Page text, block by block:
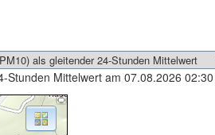
Stunden Mittelwert am 07.08.2026 02:30